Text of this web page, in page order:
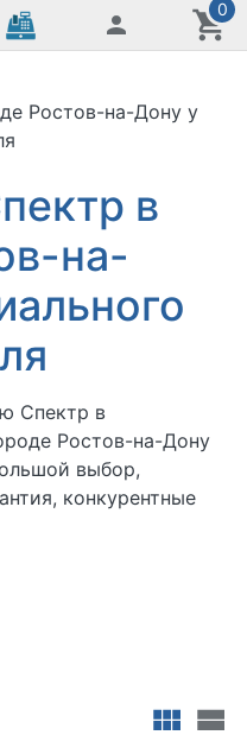
0
Ростов-на-Дону у
в
на-
Спектр в
Ростов-на-Дону
выбор,
конкурентные